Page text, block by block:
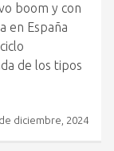
boom y con
en España
de los tipos
diciembre, 2024